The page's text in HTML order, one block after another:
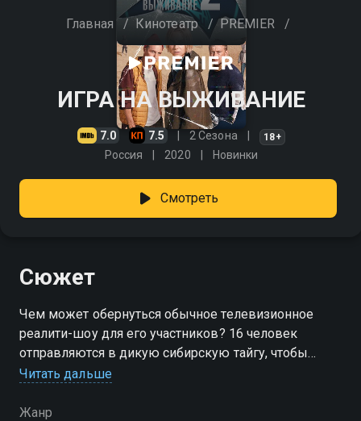
Главная / Кинотеатр / PREMIER /
ИГРА НА ВЫЖИВАНИЕ
7.0 7.5 2 Сезона 18+
Россия 2020 Новинки
Смотреть
Сюжет
Чем может обернуться обычное телевизионное
реалити-шоу для его участников? 16 человек
отправляются в дикую сибирскую тайгу, чтобы
побороться за один миллион евро. Правила просты:
цивилизации на сотни километров вокруг. Победит
Читать дальше
Жанр